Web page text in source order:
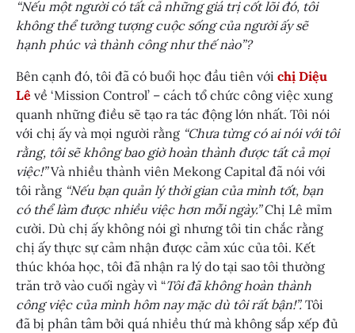
“Nếu một người có tất cả những giá trị cốt lõi đó, tôi
không thể tưởng tượng cuộc sống của người ấy sẽ
hạnh phúc và thành công như thế nào”?
Bên cạnh đó, tôi đã có buổi học đầu tiên với chị Diệu
Lê về ‘Mission Control’ – cách tổ chức công việc xung
quanh những điều sẽ tạo ra tác động lớn nhất. Tôi nói
với chị ấy và mọi người rằng “Chưa từng có ai nói với tôi
rằng, tôi sẽ không bao giờ hoàn thành được tất cả mọi
việc!”Và nhiều thành viên Mekong Capital đã nói với
tôi rằng “Nếu bạn quản lý thời gian của mình tốt, bạn
có thể làm được nhiều việc hơn mỗi ngày.”Chị Lê mỉm
cười. Dù chị ấy không nói gì nhưng tôi tin chắc rằng
chị ấy thực sự cảm nhận được cảm xúc của tôi. Kết
thúc khóa học, tôi đã nhận ra lý do tại sao tôi thường
trăn trở vào cuối ngày vì “Tôi đã không hoàn thành
công việc của mình hôm nay mặc dù tôi rất bận!”. Tôi
đã bị phân tâm bởi quá nhiều thứ mà không sắp xếp đủ